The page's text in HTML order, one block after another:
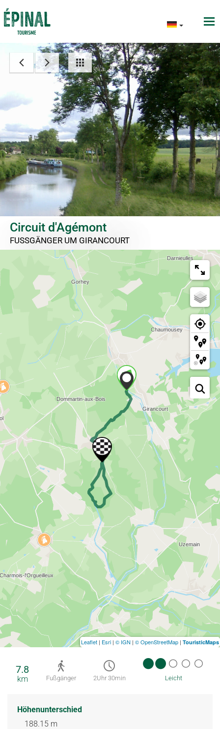
Circuit d'Agémont
FUSSGÄNGER UM GIRANCOURT
7.8
km Fußgänger 2Uhr 30min Leicht
Höhenunterschied
188.15 m
Leaflet | Esri | © IGN | © OpenStreetMap | TouristicMaps